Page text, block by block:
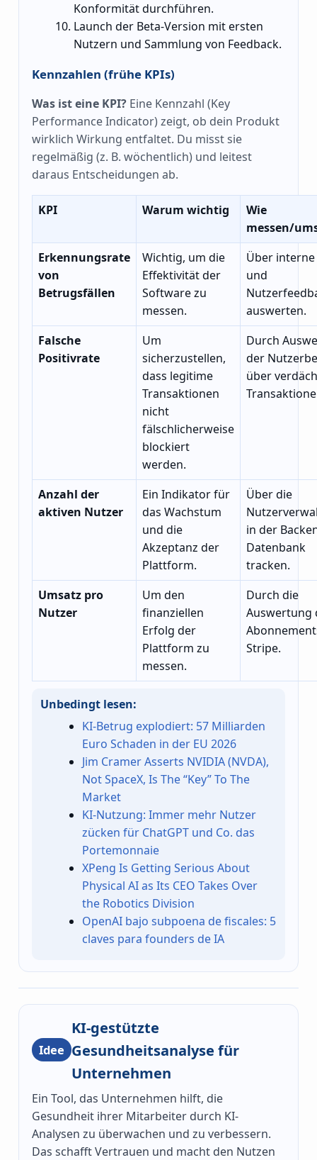
Konformität durchführen.
Launch der Beta-Version mit ersten
Nutzern und Sammlung von Feedback.
Kennzahlen (frühe KPIs)
Was ist eine KPI? Eine Kennzahl (Key
Performance Indicator) zeigt, ob dein Produkt
wirklich Wirkung entfaltet. Du misst sie
regelmäßig (z. B. wöchentlich) und leitest
daraus Entscheidungen ab.
KPI Warum wichtig
Wie
messen/
Erkennungsrate
von
Betrugsfällen
Wichtig, um die
Effektivität der
Software zu
messen.
Über interne
und
auswerten.
Falsche
Positivrate
Um
sicherzustellen,
dass legitime
Transaktionen
nicht
fälschlicherweise
blockiert
werden.
Durch
der
über
Anzahl der
aktiven Nutzer
Ein Indikator für
das Wachstum
und die
Akzeptanz der
Plattform.
Über die
in der
Datenbank
tracken.
Umsatz pro
Nutzer
Um den
finanziellen
Erfolg der
Plattform zu
messen.
Durch die
Auswertung
Stripe.
Unbedingt lesen:
KI-Betrug explodiert: 57 Milliarden
Euro Schaden in der EU 2026
Jim Cramer Asserts NVIDIA (NVDA),
Not SpaceX, Is The “Key” To The
Market
KI-Nutzung: Immer mehr Nutzer
zücken für ChatGPT und Co. das
Portemonnaie
XPeng Is Getting Serious About
Physical AI as Its CEO Takes Over
the Robotics Division
OpenAI bajo subpoena de fiscales: 5
claves para founders de IA
Idee
KI-gestützte
Gesundheitsanalyse für
Unternehmen
Ein Tool, das Unternehmen hilft, die
Gesundheit ihrer Mitarbeiter durch KI-
Analysen zu überwachen und zu verbessern.
Das schafft Vertrauen und macht den Nutzen